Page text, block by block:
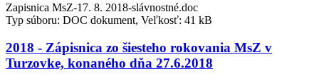
Zapisnica MsZ-17. 8. 2018-slávnostné.doc
Typ súboru: DOC dokument, Veľkosť: 41 kB
2018 - Zápisnica zo šiesteho rokovania MsZ v
Turzovke, konaného dňa 27.6.2018